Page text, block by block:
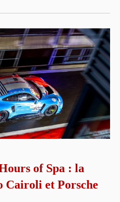
of Spa : la
Cairoli et Porsche